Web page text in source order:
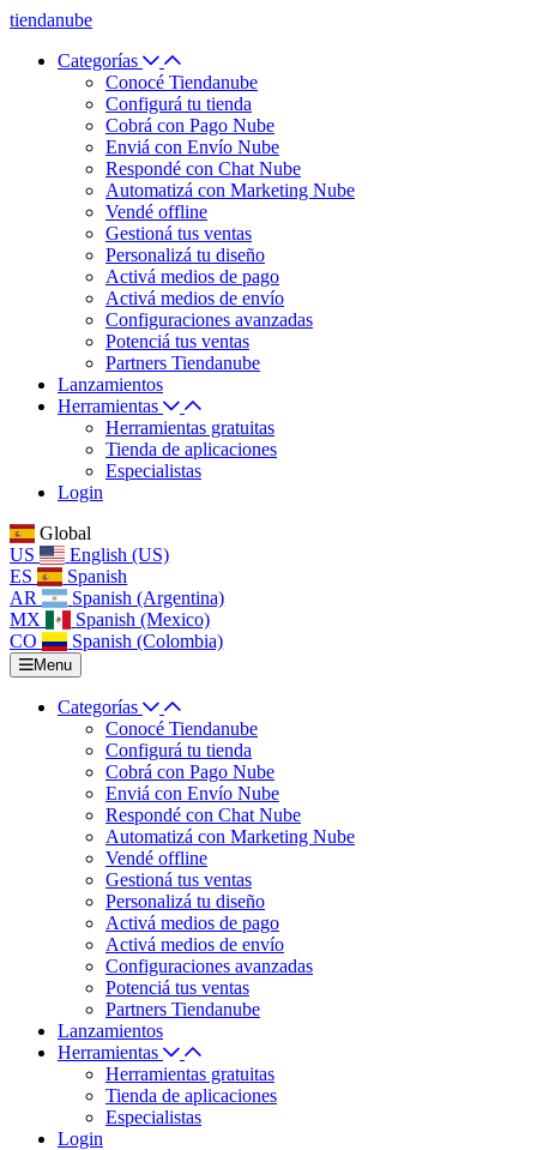
tiendanube
Categorías
Conocé Tiendanube
Configurá tu tienda
Cobrá con Pago Nube
Enviá con Envío Nube
Respondé con Chat Nube
Automatizá con Marketing Nube
Vendé offline
Gestioná tus ventas
Personalizá tu diseño
Activá medios de pago
Activá medios de envío
Configuraciones avanzadas
Potenciá tus ventas
Partners Tiendanube
Lanzamientos
Herramientas
Herramientas gratuitas
Tienda de aplicaciones
Especialistas
Login
Global
US
English (US)
ES
Spanish
AR
Spanish (Argentina)
MX
Spanish (Mexico)
CO
Spanish (Colombia)
Menu
Categorías
Conocé Tiendanube
Configurá tu tienda
Cobrá con Pago Nube
Enviá con Envío Nube
Respondé con Chat Nube
Automatizá con Marketing Nube
Vendé offline
Gestioná tus ventas
Personalizá tu diseño
Activá medios de pago
Activá medios de envío
Configuraciones avanzadas
Potenciá tus ventas
Partners Tiendanube
Lanzamientos
Herramientas
Herramientas gratuitas
Tienda de aplicaciones
Especialistas
Login